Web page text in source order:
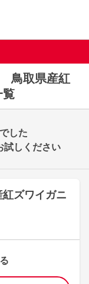
鳥取県産紅
覧
ズワイガニ
した
試しください